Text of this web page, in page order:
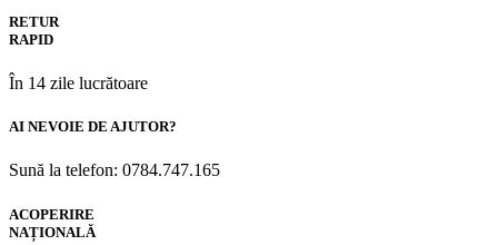
RETUR
RAPID
În 14 zile lucrătoare
AI NEVOIE DE AJUTOR?
Sună la telefon: 0784.747.165
ACOPERIRE
NAȚIONALĂ